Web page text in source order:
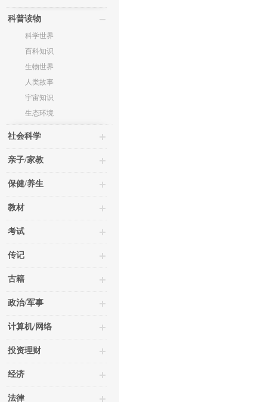
科普读物
科学世界
百科知识
生物世界
人类故事
宇宙知识
生态环境
社会科学
亲子/家教
保健/养生
教材
考试
传记
古籍
政治/军事
计算机/网络
投资理财
经济
法律